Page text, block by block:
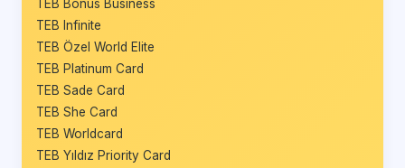
TEB Bonus Business
TEB Infinite
TEB Özel World Elite
TEB Platinum Card
TEB Sade Card
TEB She Card
TEB Worldcard
TEB Yıldız Priority Card